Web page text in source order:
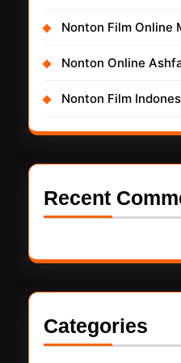
Nonton Film Online
Nonton Online
Nonton Film
Recent
Categories